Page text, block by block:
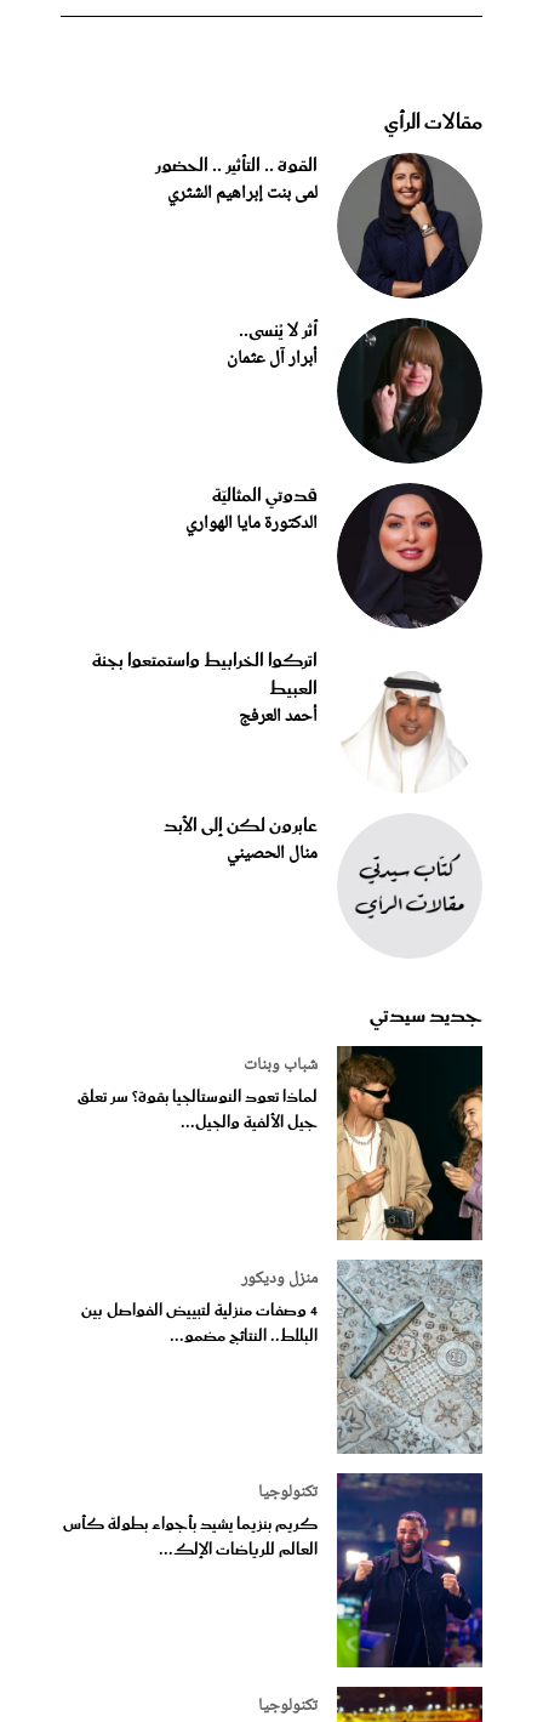
مقالات الرأي
القوة .. التأثير .. الحضور
لمى بنت إبراهيم الشثري
أثر لا يُنسى..
أبرار آل عثمان
قدوتي المثاليّة
الدكتورة مايا الهواري
اتركوا الخرابيط واستمتعوا بجنة
العبيط
أحمد العرفج
عابرون لكن إلى الأبد
منال الحصيني
جديد سيدتي
شباب وبنات
لماذا تعود النوستالجيا بقوة؟ سر تعلق
جيل الألفية والجيل...
منزل وديكور
4 وصفات منزلية لتبييض الفواصل بين
البلاط.. النتائج مضمو...
تكنولوجيا
كريم بنزيما يشيد بأجواء بطولة كأس
العالم للرياضات الإلك...
تكنولوجيا